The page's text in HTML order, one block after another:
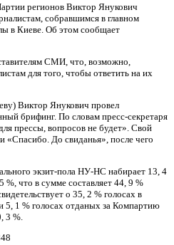
регионов Виктор Янукович
собравшимся в главном
в Киеве. Об этом сообщает
СМИ, что, возможно,
для того, чтобы ответить на их
Виктор Янукович провел
брифинг. По словам пресс-секретаря
прессы, вопросов не будет». Свой
«Спасибо. До свиданья», после чего
экзит-пола НУ-НС набирает 13, 4
что в сумме составляет 44, 9 %
о 35, 2 % голосах в
5, 1 % голосах отданых за Компартию
3 %.